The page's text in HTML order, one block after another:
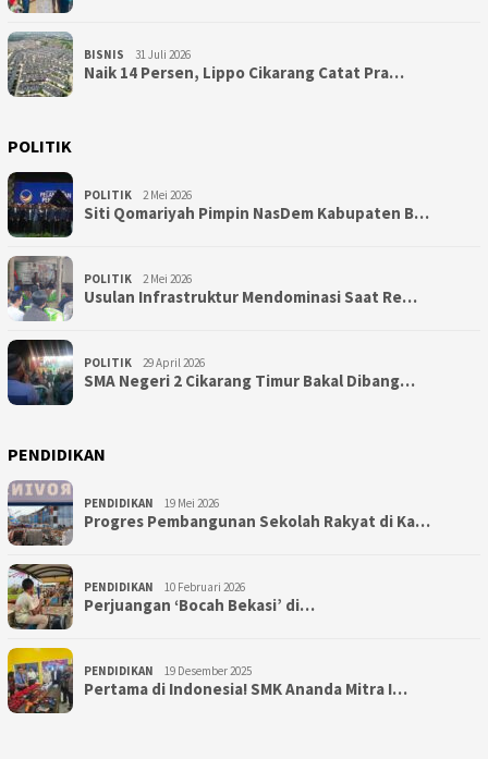
BISNIS 31 Juli 2026
Naik 14 Persen, Lippo Cikarang Catat Pra…
POLITIK
POLITIK 2 Mei 2026
Siti Qomariyah Pimpin NasDem Kabupaten B…
POLITIK 2 Mei 2026
Usulan Infrastruktur Mendominasi Saat Re…
POLITIK 29 April 2026
SMA Negeri 2 Cikarang Timur Bakal Dibang…
PENDIDIKAN
PENDIDIKAN 19 Mei 2026
Progres Pembangunan Sekolah Rakyat di Ka…
PENDIDIKAN 10 Februari 2026
Perjuangan ‘Bocah Bekasi’ di…
PENDIDIKAN 19 Desember 2025
Pertama di Indonesia! SMK Ananda Mitra I…